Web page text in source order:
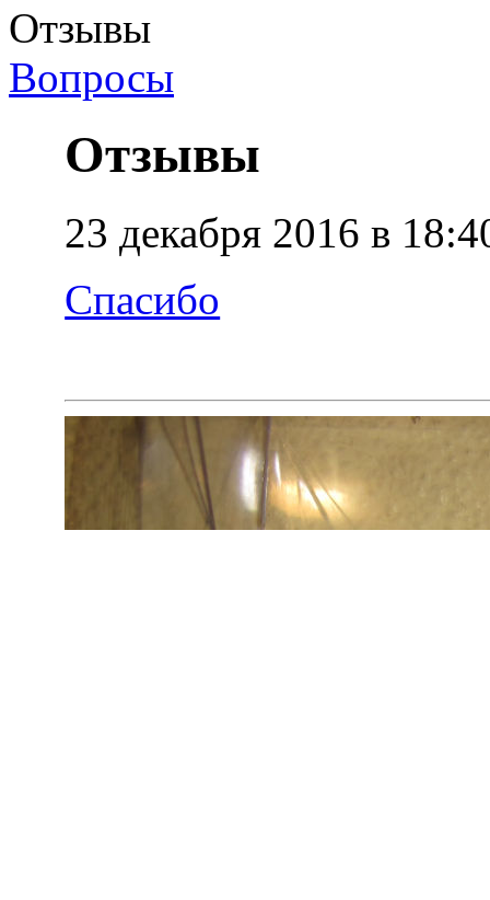
Отзывы
Вопросы
Отзывы
23 декабря 2016 в
Спасибо